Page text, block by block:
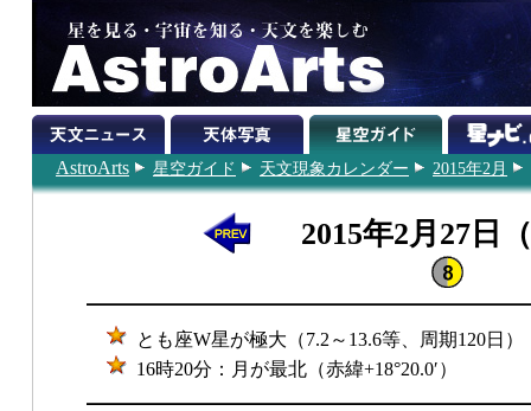
AstroArts 星空ガイド 天文現象カレンダー 2015年2月
2015年2月27日
とも座W星が極大（7.2～13.6等、周期120日）
16時20分：月が最北（赤緯+18°20.0′）